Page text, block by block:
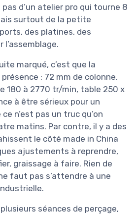
d’un atelier pro qui tourne 8
surtout de la petite
des platines, des
l’assemblage.
marqué, c’est que la
: 72 mm de colonne,
180 à 2770 tr/min, table 250 x
à être sérieux pour un
n’est pas un truc qu’on
matins. Par contre, il y a des
le côté made in China
ajustements à reprendre,
graissage à faire. Rien de
faut pas s’attendre à une
séances de perçage,